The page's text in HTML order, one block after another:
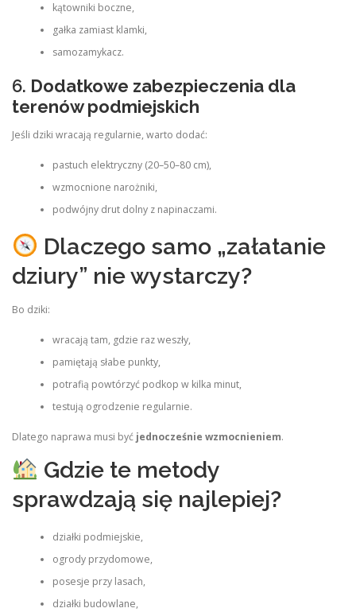
kątowniki boczne,
gałka zamiast klamki,
samozamykacz.
6. Dodatkowe zabezpieczenia dla
terenów podmiejskich
Jeśli dziki wracają regularnie, warto dodać:
pastuch elektryczny (20–50–80 cm),
wzmocnione narożniki,
podwójny drut dolny z napinaczami.
Dlaczego samo „załatanie
dziury” nie wystarczy?
Bo dziki:
wracają tam, gdzie raz weszły,
pamiętają słabe punkty,
potrafią powtórzyć podkop w kilka minut,
testują ogrodzenie regularnie.
Dlatego naprawa musi być jednocześnie wzmocnieniem.
Gdzie te metody
sprawdzają się najlepiej?
działki podmiejskie,
ogrody przydomowe,
posesje przy lasach,
działki budowlane,